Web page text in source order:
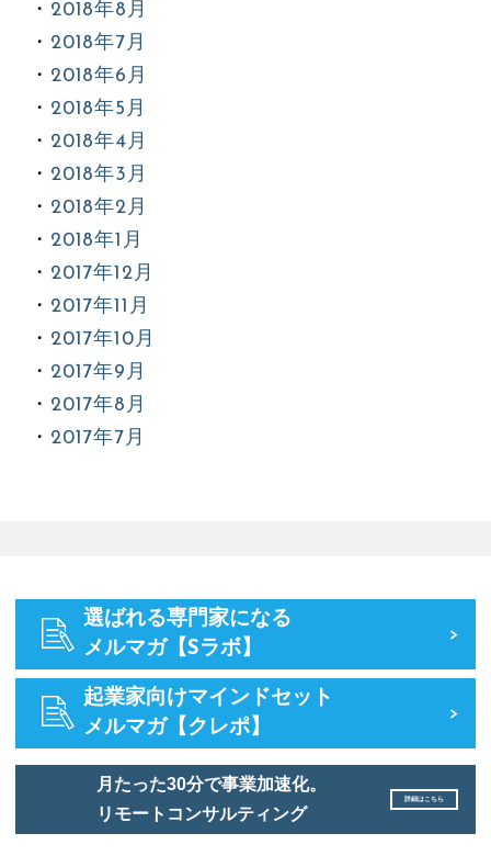
2018年8月
2018年7月
2018年6月
2018年5月
2018年4月
2018年3月
2018年2月
2018年1月
2017年12月
2017年11月
2017年10月
2017年9月
2017年8月
2017年7月
選ばれる専門家になる
メルマガ【Sラボ】
起業家向けマインドセット
メルマガ【クレポ】
月たった30分で事業加速化。
リモートコンサルティング
詳細はこちら